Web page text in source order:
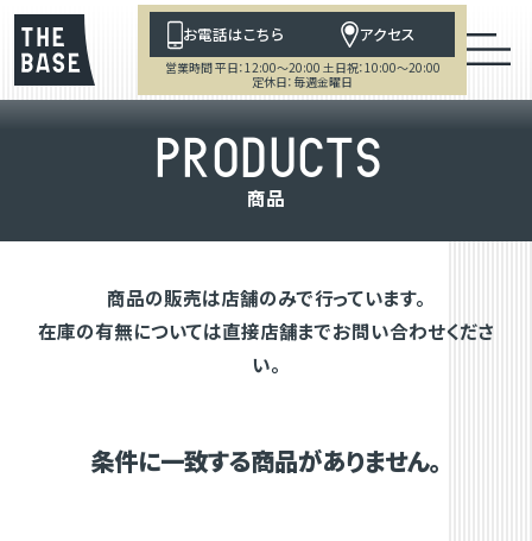
お電話はこちら アクセス
営業時間 平日：12:00～20:00 土日祝：10:00～20:00
定休日：毎週金曜日
PRODUCTS
商品
商品の販売は店舗のみで行っています。
在庫の有無については直接店舗までお問い合わせくださ
い。
条件に一致する商品がありません。